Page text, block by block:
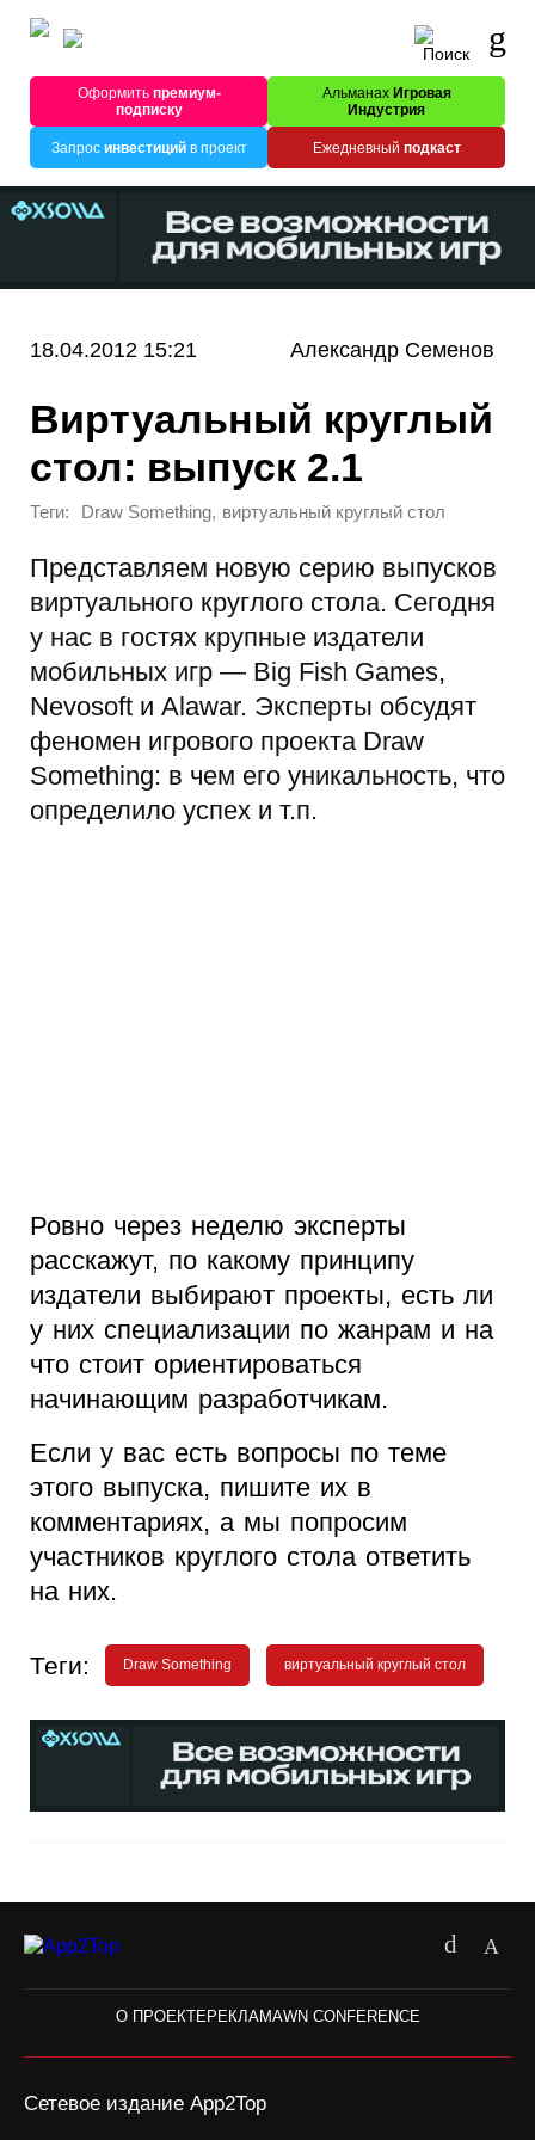
Оформитьпремиум-
подписку
Альманах Игровая
Индустрия
Запрос инвестицийв проект Ежедневный подкаст
18.04.2012 15:21 Александр Семенов
Виртуальный круглый
стол: выпуск 2.1
Теги: Draw Something, виртуальный круглый стол
Представляем новую серию выпусков
виртуального круглого стола. Сегодня
у нас в гостях крупные издатели
мобильных игр — Big Fish Games,
Nevosoft и Alawar. Эксперты обсудят
феномен игрового проекта Draw
Something: в чем его уникальность, что
определило успех и т.п.
Ровно через неделю эксперты
расскажут, по какому принципу
издатели выбирают проекты, есть ли
у них специализации по жанрам и на
что стоит ориентироваться
начинающим разработчикам.
Если у вас есть вопросы по теме
этого выпуска, пишите их в
комментариях, а мы попросим
участников круглого стола ответить
на них.
Теги: Draw Something виртуальный круглый стол
О ПРОЕКТЕРЕКЛАМАWN CONFERENCE
Сетевое издание App2Top